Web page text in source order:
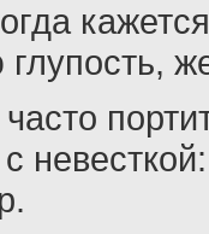
глупость,